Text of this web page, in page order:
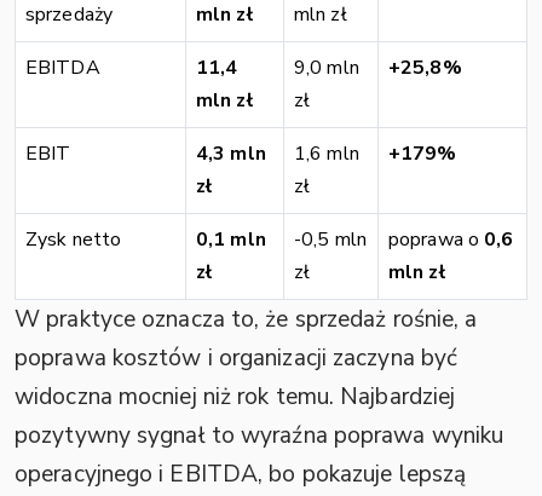
sprzedaży
mln zł
mln zł
EBITDA
11,4
mln zł
9,0 mln
zł
+25,8%
EBIT
4,3 mln
zł
1,6 mln
zł
+179%
Zysk netto
0,1 mln
zł
-0,5 mln
zł
poprawa o 0,6
mln zł
W praktyce oznacza to, że sprzedaż rośnie, a
poprawa kosztów i organizacji zaczyna być
widoczna mocniej niż rok temu. Najbardziej
pozytywny sygnał to wyraźna poprawa wyniku
operacyjnego i EBITDA, bo pokazuje lepszą